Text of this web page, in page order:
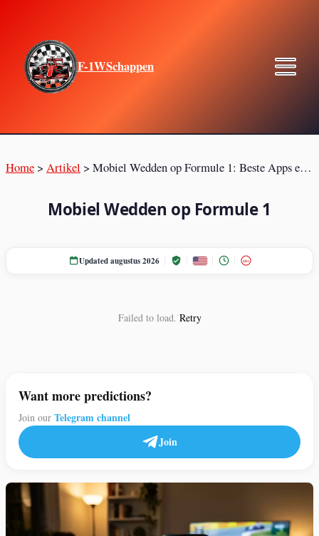
F-1WSchappen
Home > Artikel > Mobiel Wedden op Formule 1: Beste Apps en Tips
Mobiel Wedden op Formule 1
Updated augustus 2026 18+
Failed to load. Retry
Want more predictions?
Join our Telegram channel
Join